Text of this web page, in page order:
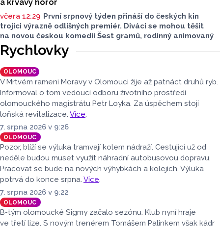
včera 12:29 První srpnový týden přináší do českých kin
trojici výrazně odlišných premiér. Diváci se mohou těšit
na novou českou komedii Šest gramů, rodinný animovaný
film Tlapková patrola: Dinosauří film i horor Zmrzlinář,
který je určen pouze dospělým divákům. Filmové novinky
představil Radek Kreuziger v rozhovoru Lukáše Kobzy pro
Radio Haná.
Rychlovky
OLOMOUC
V Mrtvém rameni Moravy v Olomouci žije až patnáct druhů ryb.
Informoval o tom vedoucí odboru životního prostředí
olomouckého magistrátu Petr Loyka. Za úspěchem stojí
loňská revitalizace. Více.
7. srpna 2026 v 9:26
OLOMOUC
Pozor, blíží se výluka tramvají kolem nádraží. Cestující už od
neděle budou muset využít náhradní autobusovou dopravu.
Pracovat se bude na nových výhybkách a kolejích. Výluka
potrvá do konce srpna. Více.
7. srpna 2026 v 9:22
OLOMOUC
B-tým olomoucké Sigmy začalo sezónu. Klub nyní hraje
ve třetí lize. S novým trenérem Tomášem Palinkem však kádr